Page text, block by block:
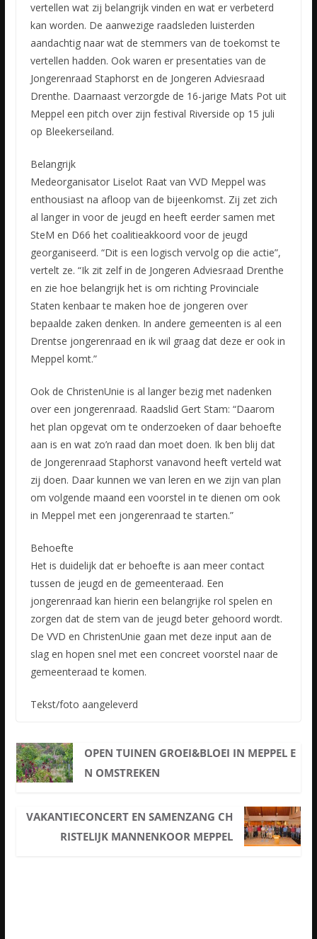
vertellen wat zij belangrijk vinden en wat er verbeterd
kan worden. De aanwezige raadsleden luisterden
aandachtig naar wat de stemmers van de toekomst te
vertellen hadden. Ook waren er presentaties van de
Jongerenraad Staphorst en de Jongeren Adviesraad
Drenthe. Daarnaast verzorgde de 16-jarige Mats Pot uit
Meppel een pitch over zijn festival Riverside op 15 juli
op Bleekerseiland.
Belangrijk
Medeorganisator Liselot Raat van VVD Meppel was
enthousiast na afloop van de bijeenkomst. Zij zet zich
al langer in voor de jeugd en heeft eerder samen met
SteM en D66 het coalitieakkoord voor de jeugd
georganiseerd. “Dit is een logisch vervolg op die actie”,
vertelt ze. “Ik zit zelf in de Jongeren Adviesraad Drenthe
en zie hoe belangrijk het is om richting Provinciale
Staten kenbaar te maken hoe de jongeren over
bepaalde zaken denken. In andere gemeenten is al een
Drentse jongerenraad en ik wil graag dat deze er ook in
Meppel komt.”
Ook de ChristenUnie is al langer bezig met nadenken
over een jongerenraad. Raadslid Gert Stam: “Daarom
het plan opgevat om te onderzoeken of daar behoefte
aan is en wat zo’n raad dan moet doen. Ik ben blij dat
de Jongerenraad Staphorst vanavond heeft verteld wat
zij doen. Daar kunnen we van leren en we zijn van plan
om volgende maand een voorstel in te dienen om ook
in Meppel met een jongerenraad te starten.”
Behoefte
Het is duidelijk dat er behoefte is aan meer contact
tussen de jeugd en de gemeenteraad. Een
jongerenraad kan hierin een belangrijke rol spelen en
zorgen dat de stem van de jeugd beter gehoord wordt.
De VVD en ChristenUnie gaan met deze input aan de
slag en hopen snel met een concreet voorstel naar de
gemeenteraad te komen.
Tekst/foto aangeleverd
OPEN TUINEN GROEI&BLOEI IN MEPPEL E
N OMSTREKEN
VAKANTIECONCERT EN SAMENZANG CH
RISTELIJK MANNENKOOR MEPPEL